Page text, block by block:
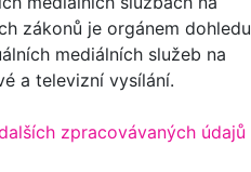
zákonů je orgánem dohledu
mediálních služeb na
a televizní vysílání.
zpracovávaných údajů